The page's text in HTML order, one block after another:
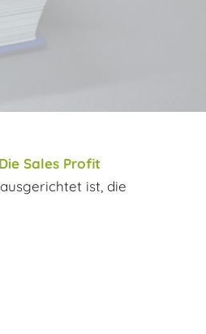
Die Sales Profit
ist, die